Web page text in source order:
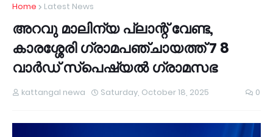
Home Latest News
അറവു മാലിന്യ പ്ലാന്റ് വേണ്ട,
കാരശ്ശേരി ഗ്രാമപഞ്ചായത്ത് 7 8
വാർഡ് സ്പെഷ്യൽ ഗ്രാമസഭ
kattangal newa Saturday, October 18, 2025 0